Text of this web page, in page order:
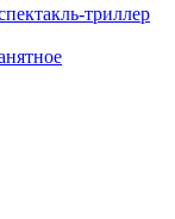
триллер